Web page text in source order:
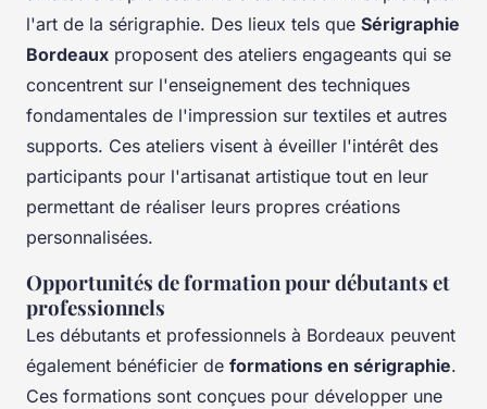
l'art de la sérigraphie. Des lieux tels que Sérigraphie
Bordeaux proposent des ateliers engageants qui se
concentrent sur l'enseignement des techniques
fondamentales de l'impression sur textiles et autres
supports. Ces ateliers visent à éveiller l'intérêt des
participants pour l'artisanat artistique tout en leur
permettant de réaliser leurs propres créations
personnalisées.
Opportunités de formation pour débutants et
professionnels
Les débutants et professionnels à Bordeaux peuvent
également bénéficier de formations en sérigraphie.
Ces formations sont conçues pour développer une